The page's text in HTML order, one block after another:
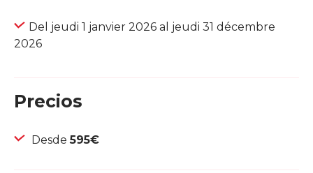
Del jeudi 1 janvier 2026 al jeudi 31 décembre
2026
Precios
Desde595€